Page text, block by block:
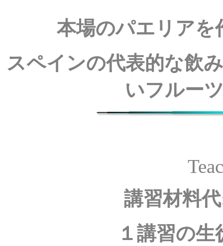
本場のパエリアを
スペインの代表的な飲
いフルー
講習材
１講習の